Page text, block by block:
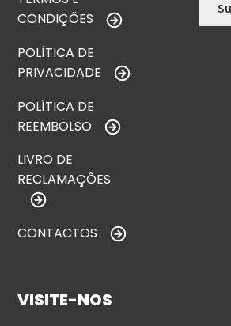
CONDIÇÕES
POLÍTICA DE
PRIVACIDADE
POLÍTICA DE
REEMBOLSO
LIVRO DE
RECLAMAÇÕES
CONTACTOS
VISITE-NOS